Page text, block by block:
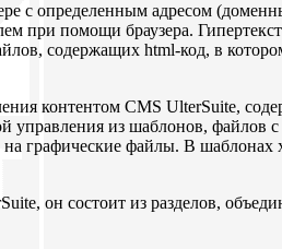
с определенным адресом
при помощи браузера.
содержащих html-код, в
контентом CMS UlterSuite,
управления из шаблонов, файлов
графические файлы. В шаблонах
он состоит из разделов,